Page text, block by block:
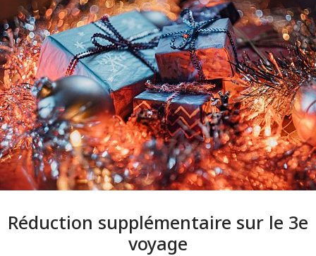
Réduction supplémentaire sur le 3e
voyage